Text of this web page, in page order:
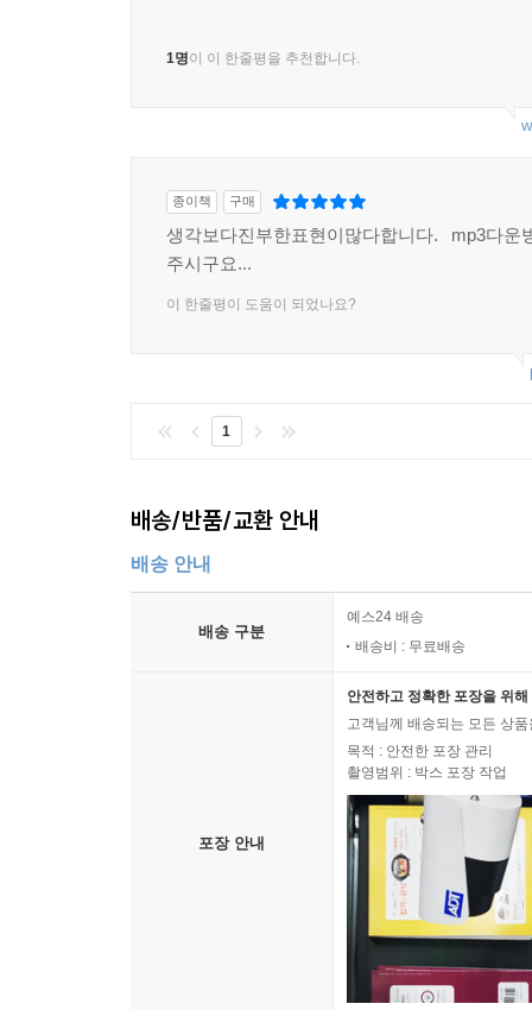
1명이 이 한줄평을 추천합니다.
종이책 구매
생각보다진부한표현이많다합니다. mp3다운
주시구요...
이 한줄평이 도움이 되었나요?
1
배송/반품/교환 안내
배송 안내
배송 구분
예스24 배송
배송비 : 무료배송
포장 안내
안전하고 정확한 포장을 위
고객님께 배송되는 모든 상
목적 : 안전한 포장 관리
촬영범위 : 박스 포장 작업